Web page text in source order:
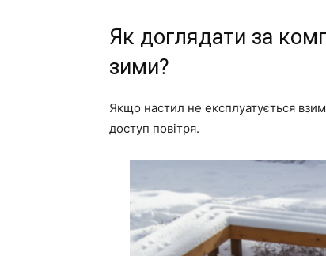
Як доглядати за
зими?
Якщо настил не експлуатується
доступ повітря.